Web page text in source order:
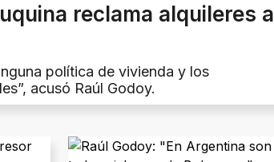
reclama alquileres a
política de vivienda y los
acusó Raúl Godoy.